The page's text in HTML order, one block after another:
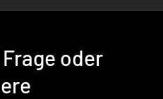
oder